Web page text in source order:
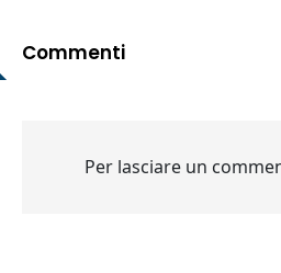
Commenti